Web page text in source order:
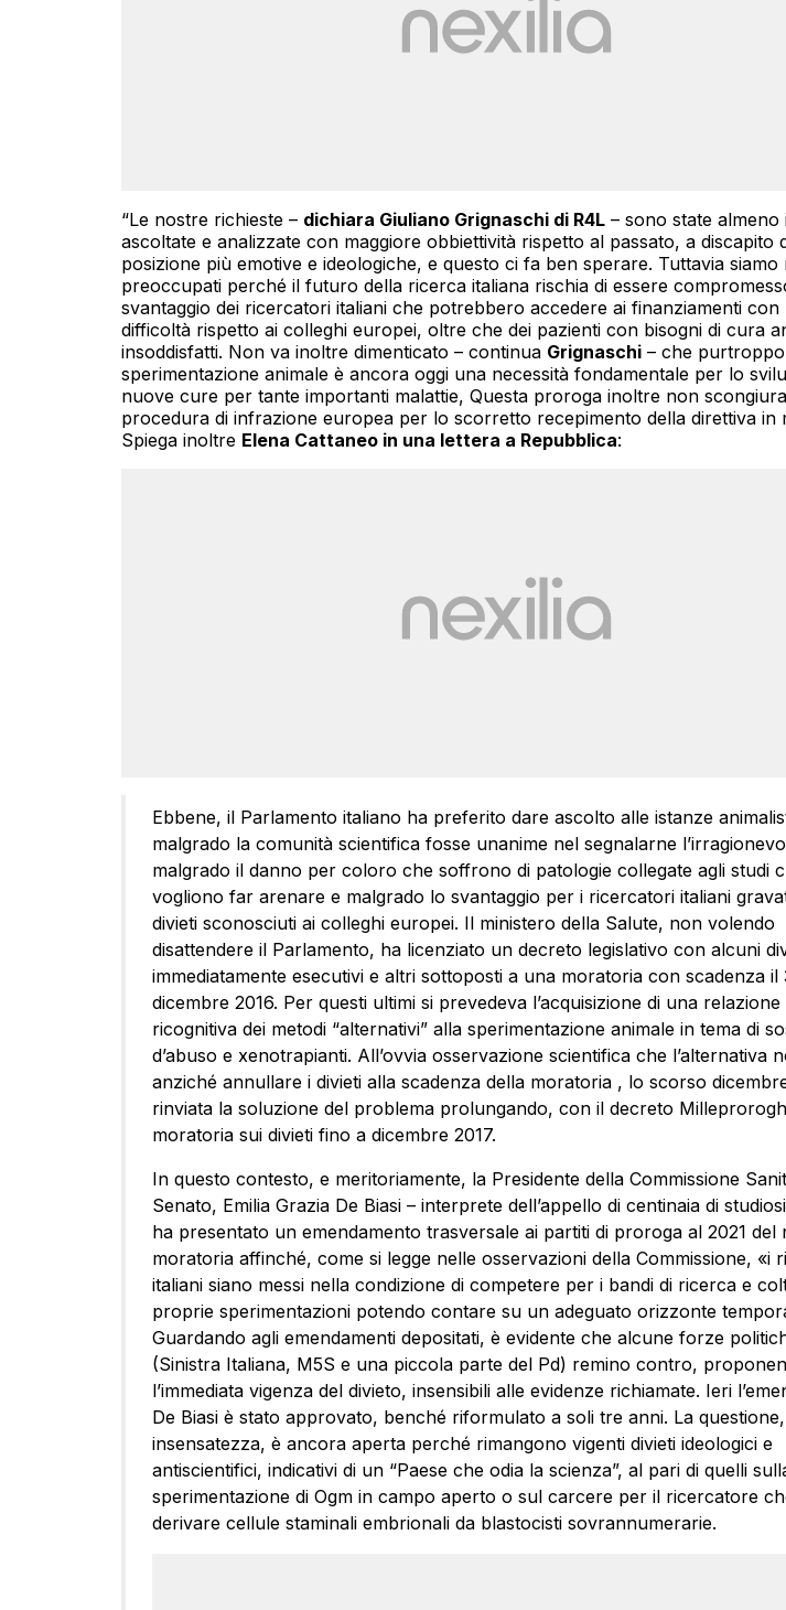
“Le nostre richieste – dichiara Giuliano Grignaschi di R4L– sono state almeno
ascoltate e analizzate con maggiore obbiettività rispetto al passato, a discapito
posizione più emotive e ideologiche, e questo ci fa ben sperare. Tuttavia siamo
preoccupati perché il futuro della ricerca italiana rischia di essere
svantaggio dei ricercatori italiani che potrebbero accedere ai finanziamenti con
difficoltà rispetto ai colleghi europei, oltre che dei pazienti con bisogni di cura
insoddisfatti. Non va inoltre dimenticato – continua Grignaschi– che
sperimentazione animale è ancora oggi una necessità fondamentale per lo
nuove cure per tante importanti malattie, Questa proroga inoltre non
procedura di infrazione europea per lo scorretto recepimento della direttiva in
Spiega inoltre Elena Cattaneo in una lettera a Repubblica:
Ebbene, il Parlamento italiano ha preferito dare ascolto alle istanze
malgrado la comunità scientifica fosse unanime nel segnalarne
malgrado il danno per coloro che soffrono di patologie collegate agli studi
vogliono far arenare e malgrado lo svantaggio per i ricercatori italiani
divieti sconosciuti ai colleghi europei. Il ministero della Salute, non volendo
disattendere il Parlamento, ha licenziato un decreto legislativo con alcuni
immediatamente esecutivi e altri sottoposti a una moratoria con scadenza il
dicembre 2016. Per questi ultimi si prevedeva l’acquisizione di una
ricognitiva dei metodi “alternativi” alla sperimentazione animale in tema di
d’abuso e xenotrapianti. All’ovvia osservazione scientifica che l’alternativa
anziché annullare i divieti alla scadenza della moratoria , lo scorso
rinviata la soluzione del problema prolungando, con il decreto
moratoria sui divieti fino a dicembre 2017.
In questo contesto, e meritoriamente, la Presidente della Commissione
Senato, Emilia Grazia De Biasi – interprete dell’appello di centinaia di
ha presentato un emendamento trasversale ai partiti di proroga al 2021 del
moratoria affinché, come si legge nelle osservazioni della Commissione, «i
italiani siano messi nella condizione di competere per i bandi di ricerca e
proprie sperimentazioni potendo contare su un adeguato orizzonte
Guardando agli emendamenti depositati, è evidente che alcune forze
(Sinistra Italiana, M5S e una piccola parte del Pd) remino contro,
l’immediata vigenza del divieto, insensibili alle evidenze richiamate. Ieri
De Biasi è stato approvato, benché riformulato a soli tre anni. La
insensatezza, è ancora aperta perché rimangono vigenti divieti ideologici e
antiscientifici, indicativi di un “Paese che odia la scienza”, al pari di quelli
sperimentazione di Ogm in campo aperto o sul carcere per il ricercatore
derivare cellule staminali embrionali da blastocisti sovrannumerarie.